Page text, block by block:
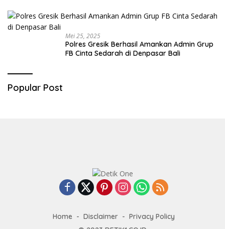
Mei 25, 2025
Polres Gresik Berhasil Amankan Admin Grup
FB Cinta Sedarah di Denpasar Bali
Popular Post
Home Disclaimer
Privacy Policy